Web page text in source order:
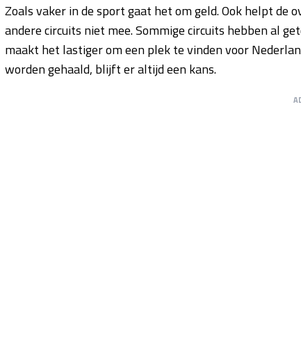
Zoals vaker in de sport gaat het om geld. Ook helpt de
andere circuits niet mee. Sommige circuits hebben al
maakt het lastiger om een plek te vinden voor
worden gehaald, blijft er altijd een kans.